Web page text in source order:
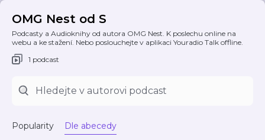
OMG Nest od S
Podcasty a Audioknihy od autora OMG Nest. K poslechu online na
webu a ke stažení. Nebo poslouchejte v aplikaci Youradio Talk offline.
1 podcast
Popularity Dle abecedy